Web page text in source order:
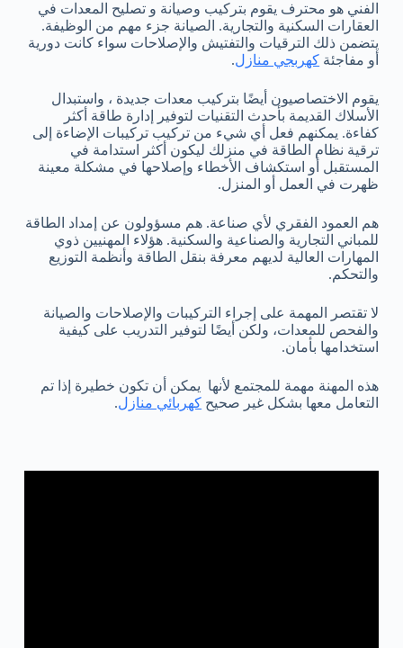
الفني هو محترف يقوم بتركيب وصيانة و تصليح المعدات في
العقارات السكنية والتجارية. الصيانة جزء مهم من الوظيفة.
يتضمن ذلك الترقيات والتفتيش والإصلاحات سواء كانت دورية
أو مفاجئة كهربجي منازل.
يقوم الاختصاصيون أيضًا بتركيب معدات جديدة ، واستبدال
الأسلاك القديمة بأحدث التقنيات لتوفير إدارة طاقة أكثر
كفاءة. يمكنهم فعل أي شيء من تركيب تركيبات الإضاءة إلى
ترقية نظام الطاقة في منزلك ليكون أكثر استدامة في
المستقبل أو استكشاف الأخطاء وإصلاحها في مشكلة معينة
ظهرت في العمل أو المنزل.
هم العمود الفقري لأي صناعة. هم مسؤولون عن إمداد الطاقة
للمباني التجارية والصناعية والسكنية. هؤلاء المهنيين ذوي
المهارات العالية لديهم معرفة بنقل الطاقة وأنظمة التوزيع
والتحكم.
لا تقتصر المهمة على إجراء التركيبات والإصلاحات والصيانة
والفحص للمعدات، ولكن أيضًا لتوفير التدريب على كيفية
استخدامها بأمان.
هذه المهنة مهمة للمجتمع لأنها يمكن أن تكون خطيرة إذا تم
التعامل معها بشكل غير صحيح كهربائي منازل.